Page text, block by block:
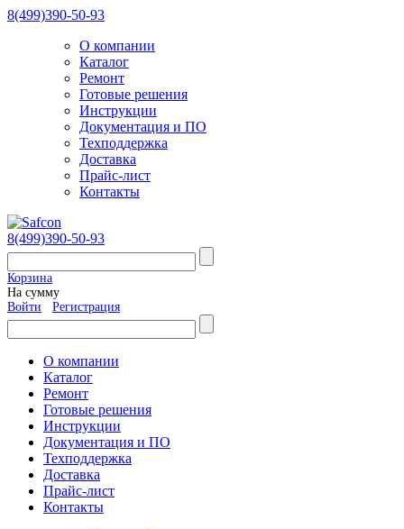
8(499)390-50-93
О компании
Каталог
Ремонт
Готовые решения
Инструкции
Документация и ПО
Техподдержка
Доставка
Прайс-лист
Контакты
8(499)390-50-93
Корзина
На сумму
Войти
Регистрация
О компании
Каталог
Ремонт
Готовые решения
Инструкции
Документация и ПО
Техподдержка
Доставка
Прайс-лист
Контакты